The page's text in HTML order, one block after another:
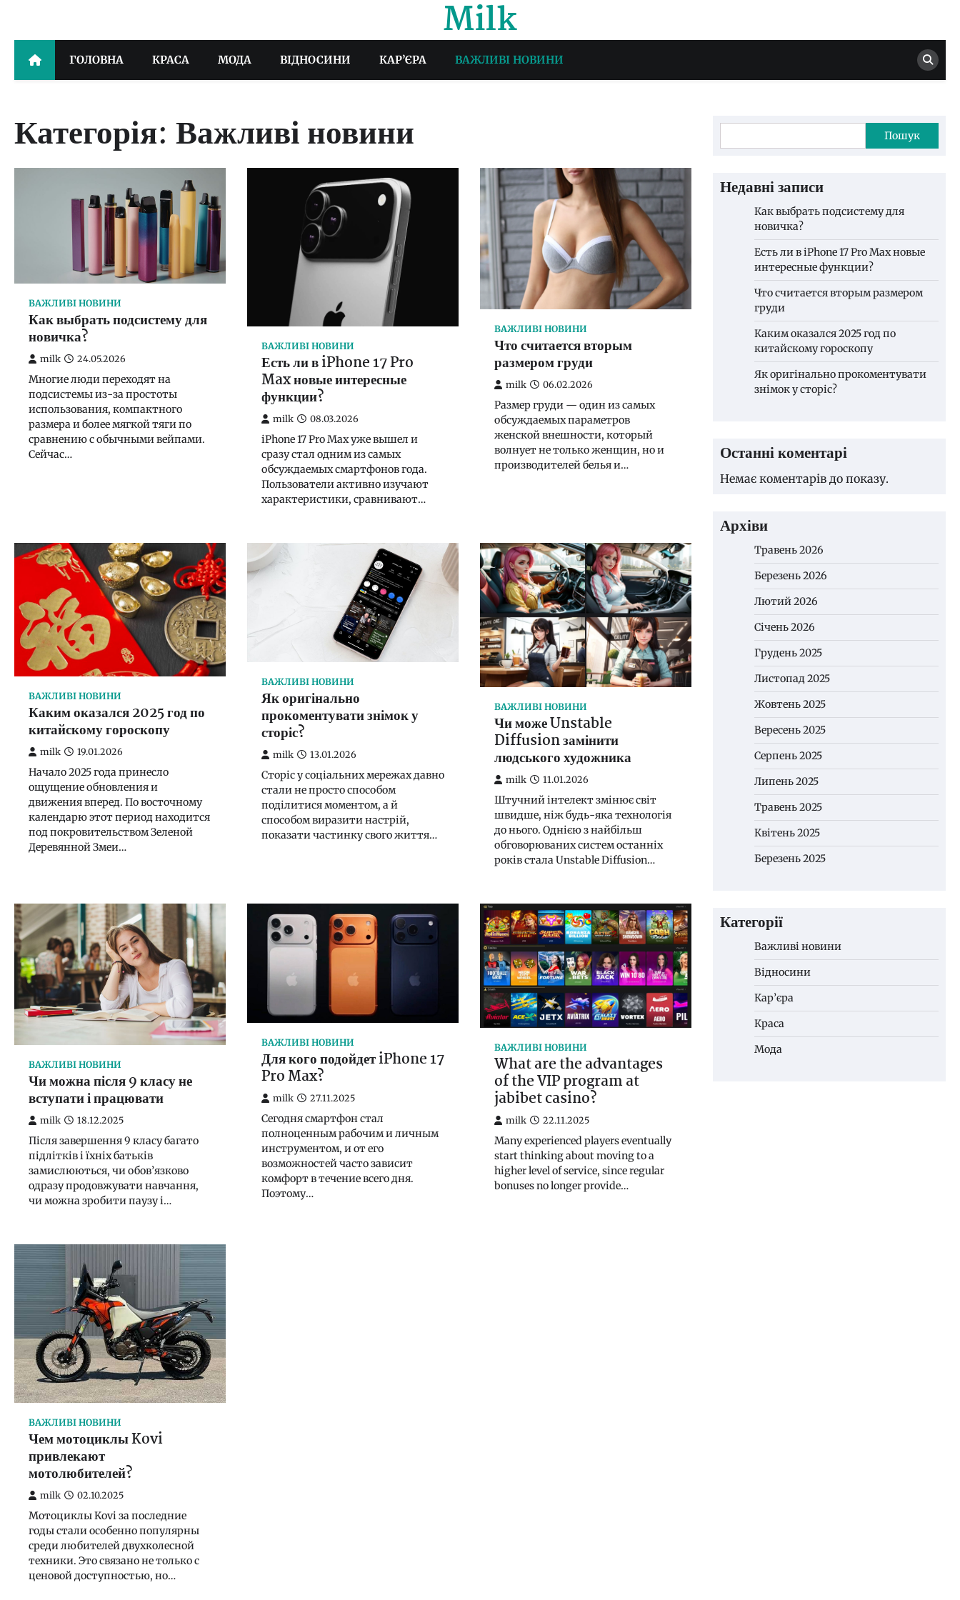
вмісту
Milk
ГОЛОВНА КРАСА МОДА ВІДНОСИНИ КАР’ЄРА ВАЖЛИВІ НОВИНИ
Категорія:Важливі новини
ВАЖЛИВІ НОВИНИ
Как выбрать подсистему для
новичка?
milk 24.05.2026
Многие люди переходят на
подсистемы из-за простоты
использования, компактного
размера и более мягкой тяги по
сравнению с обычными вейпами.
Сейчас…
ВАЖЛИВІ НОВИНИ
Есть ли в iPhone 17 Pro
Max новые интересные
функции?
milk 08.03.2026
iPhone 17 Pro Max уже вышел и
сразу стал одним из самых
обсуждаемых смартфонов года.
Пользователи активно изучают
характеристики, сравнивают…
ВАЖЛИВІ НОВИНИ
Что считается вторым
размером груди
milk 06.02.2026
Размер груди — один из самых
обсуждаемых параметров
женской внешности, который
волнует не только женщин, но и
производителей белья и…
ВАЖЛИВІ НОВИНИ
Каким оказался 2025 год по
китайскому гороскопу
milk 19.01.2026
Начало 2025 года принесло
ощущение обновления и
движения вперед. По восточному
календарю этот период находится
под покровительством Зеленой
Деревянной Змеи…
ВАЖЛИВІ НОВИНИ
Як оригінально
прокоментувати знімок у
сторіс?
milk 13.01.2026
Сторіс у соціальних мережах давно
стали не просто способом
поділитися моментом, а й
способом виразити настрій,
показати частинку свого життя…
ВАЖЛИВІ НОВИНИ
Чи може Unstable
Diffusion замінити
людського художника
milk 11.01.2026
Штучний інтелект змінює світ
швидше, ніж будь-яка технологія
до нього. Однією з найбільш
обговорюваних систем останніх
років стала Unstable Diffusion…
ВАЖЛИВІ НОВИНИ
Чи можна після 9 класу не
вступати і працювати
milk 18.12.2025
Після завершення 9 класу багато
підлітків і їхніх батьків
замислюються, чи обов’язково
одразу продовжувати навчання,
чи можна зробити паузу і…
ВАЖЛИВІ НОВИНИ
Для кого подойдет iPhone 17
Pro Max?
milk 27.11.2025
Сегодня смартфон стал
полноценным рабочим и личным
инструментом, и от его
возможностей часто зависит
комфорт в течение всего дня.
Поэтому…
ВАЖЛИВІ НОВИНИ
What are the advantages
of the VIP program at
jabibet casino?
milk 22.11.2025
Many experienced players eventually
start thinking about moving to a
higher level of service, since regular
bonuses no longer provide…
ВАЖЛИВІ НОВИНИ
Чем мотоциклы Kovi
привлекают
мотолюбителей?
milk 02.10.2025
Мотоциклы Kovi за последние
годы стали особенно популярны
среди любителей двухколесной
техники. Это связано не только с
ценовой доступностью, но…
Пошук
Недавні записи
Как выбрать подсистему для
новичка?
Есть ли в iPhone 17 Pro Max новые
интересные функции?
Что считается вторым размером
груди
Каким оказался 2025 год по
китайскому гороскопу
Як оригінально прокоментувати
знімок у сторіс?
Останні коментарі
Немає коментарів до показу.
Архіви
Травень 2026
Березень 2026
Лютий 2026
Січень 2026
Грудень 2025
Листопад 2025
Жовтень 2025
Вересень 2025
Серпень 2025
Липень 2025
Травень 2025
Квітень 2025
Березень 2025
Категорії
Важливі новини
Відносини
Кар’єра
Краса
Мода